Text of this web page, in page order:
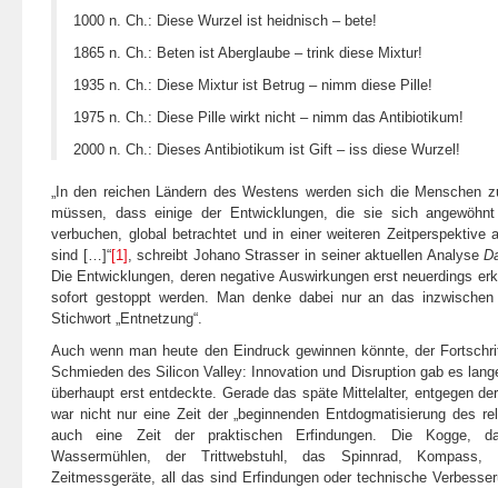
1000 n. Ch.: Diese Wurzel ist heidnisch – bete!
1865 n. Ch.: Beten ist Aberglaube – trink diese Mixtur!
1935 n. Ch.: Diese Mixtur ist Betrug – nimm diese Pille!
1975 n. Ch.: Diese Pille wirkt nicht – nimm das Antibiotikum!
2000 n. Ch.: Dieses Antibiotikum ist Gift – iss diese Wurzel!
„In den reichen Ländern des Westens werden sich die Menschen
müssen, dass einige der Entwicklungen, die sie sich
verbuchen, global betrachtet und in einer weiteren Zeitperspektive
sind […]“[1] , schreibt Johano Strasser in seiner aktuellen Analyse
Die Entwicklungen, deren negative Auswirkungen erst neuerdings
sofort gestoppt werden. Man denke dabei nur an das
Stichwort „Entnetzung“.
Auch wenn man heute den Eindruck gewinnen könnte, der
Schmieden des Silicon Valley: Innovation und Disruption gab es
überhaupt erst entdeckte. Gerade das späte Mittelalter, entgegen
war nicht nur eine Zeit der „beginnenden Entdogmatisierung des
auch eine Zeit der praktischen Erfindungen. Die Kogge,
Wassermühlen, der Trittwebstuhl, das Spinnrad, Kompass,
Zeitmessgeräte, all das sind Erfindungen oder technische